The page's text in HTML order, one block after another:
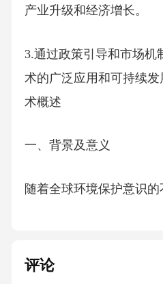
产业升级和经济增长。
3.通过政策引导和市场机
术的广泛应用和可持续
术概述
一、背景及意义
随着全球环境保护意识
的纤维素衍生物，广泛应
评论